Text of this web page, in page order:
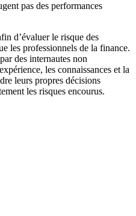
pas des performances
d’évaluer le risque des
les professionnels de la finance.
des internautes non
les connaissances et la
leurs propres décisions
les risques encourus.